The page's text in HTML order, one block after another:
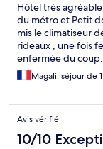
Hôtel très
du métro et Petit
mis le climatiseur
rideaux , une fois
enfermée du
sympathique.
Magali, séjour de
Avis vérifié
10/10